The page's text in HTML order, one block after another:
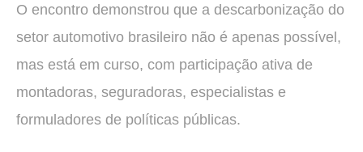
O encontro demonstrou que a descarbonização do
setor automotivo brasileiro não é apenas possível,
mas está em curso, com participação ativa de
montadoras, seguradoras, especialistas e
formuladores de políticas públicas.